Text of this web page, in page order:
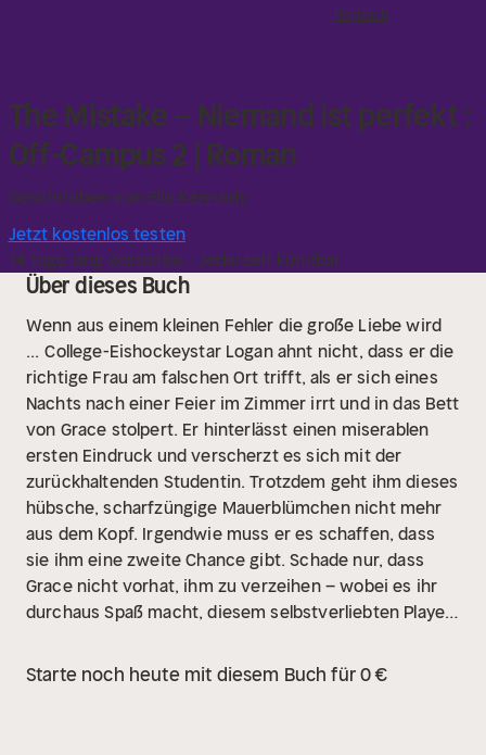
Hörbuch
The Mistake – Niemand ist perfekt :
Off-Campus 2 | Roman
Geschrieben von Elle Kennedy
Jetzt kostenlos testen
14 Tage lang kostenlos · Jederzeit kündbar
Über dieses Buch
Wenn aus einem kleinen Fehler die große Liebe wird
... College-Eishockeystar Logan ahnt nicht, dass er die
richtige Frau am falschen Ort trifft, als er sich eines
Nachts nach einer Feier im Zimmer irrt und in das Bett
von Grace stolpert. Er hinterlässt einen miserablen
ersten Eindruck und verscherzt es sich mit der
zurückhaltenden Studentin. Trotzdem geht ihm dieses
hübsche, scharfzüngige Mauerblümchen nicht mehr
aus dem Kopf. Irgendwie muss er es schaffen, dass
sie ihm eine zweite Chance gibt. Schade nur, dass
Grace nicht vorhat, ihm zu verzeihen – wobei es ihr
durchaus Spaß macht, diesem selbstverliebten Player
versucht.
Starte noch heute mit diesem Buch für 0 €